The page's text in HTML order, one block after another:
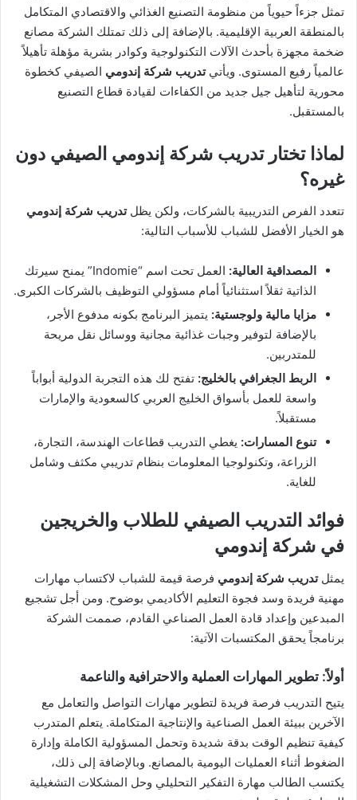
تمثل جزءاً حيوياً من منظومة التصنيع الغذائي والاقتصادي المتكامل
بالمنطقة العربية الإقليمية. بالإضافة إلى ذلك تمتلك الشركة مصانع
ضخمة مجهزة بأحدث الآلات التكنولوجية وكوادر بشرية مؤهلة تأهيلاً
عالمياً رفيع المستوى. ويأتيتدريب شركة إندومي الصيفي كخطوة
محورية لتأهيل جيل جديد من الكفاءات لقيادة قطاع التصنيع
بالمستقبل.
لماذا تختار تدريب شركة إندومي الصيفي دون
غيره؟
تتعدد الفرص التدريبية بالشركات، ولكن يظلتدريب شركة إندومي
هو الخيار الأفضل للشباب للأسباب التالية:
المصداقية العالية:
العمل تحت اسم “Indomie” يمنح سيرتك
الذاتية ثقلاً استثنائياً أمام مسؤولي التوظيف بالشركات الكبرى.
مزايا مالية ولوجستية: يتميز البرنامج بكونه مدفوع الأجر،
بالإضافة لتوفير وجبات غذائية مجانية ووسائل نقل مريحة
للمتدربين.
الربط الجغرافي بالخليج: تفتح لك هذه التجربة الدولية أبواباً
واسعة للعمل بأسواق الخليج العربي كالسعودية والإمارات
مستقبلاً.
تنوع المسارات: يغطي التدريب قطاعات الهندسة، التجارة،
الزراعة، وتكنولوجيا المعلومات بنظام تدريبي مكثف وشامل
للغاية.
فوائد التدريب الصيفي للطلاب والخريجين
في شركة إندومي
يمثلتدريب شركة إندومي فرصة قيمة للشباب لاكتساب مهارات
مهنية فريدة وسد فجوة التعليم الأكاديمي بوضوح. ومن أجل تشجيع
المبدعين وإعداد قادة العمل الصناعي القادم، صممت الشركة
برنامجاً يحقق المكتسبات الآتية:
أولاً: تطوير المهارات العملية والاحترافية والناعمة
يتيح التدريب فرصة فريدة لتطوير مهارات التواصل والتعامل مع
الآخرين ببيئة العمل الصناعية والإنتاجية المتكاملة. يتعلم المتدرب
كيفية تنظيم الوقت بدقة شديدة وتحمل المسؤولية الكاملة وإدارة
الضغوط أثناء العمليات اليومية بالمصانع. وبالإضافة إلى ذلك،
يكتسب الطالب مهارة التفكير التحليلي وحل المشكلات التشغيلية